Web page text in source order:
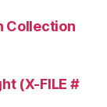
Collection
(X-FILE #